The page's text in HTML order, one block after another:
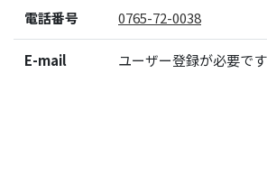
電話番号 0765-72-0038
E-mail ユーザー登録が必要です